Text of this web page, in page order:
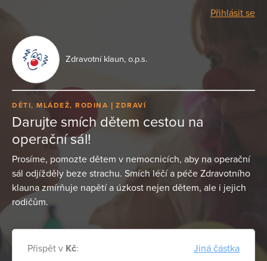
Přihlásit se
Zdravotní klaun, o.p.s.
DĚTI, MLÁDEŽ, RODINA ZDRAVÍ
Darujte smích dětem cestou na
operační sál!
Prosíme, pomozte dětem v nemocnicích, aby na operační
sál odjížděly beze strachu. Smích léčí a péče Zdravotního
klauna zmírňuje napětí a úzkost nejen dětem, ale i jejich
rodičům.
Přispět v Kč: Jiná částka